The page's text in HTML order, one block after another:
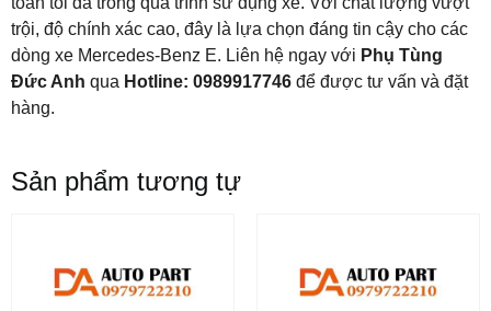
trội, độ chính xác cao, đây là lựa chọn đáng tin cậy cho các
dòng xe Mercedes-Benz E. Liên hệ ngay với Phụ Tùng
Đức Anh qua Hotline: 0989917746 để được tư vấn và đặt
hàng.
Sản phẩm tương tự